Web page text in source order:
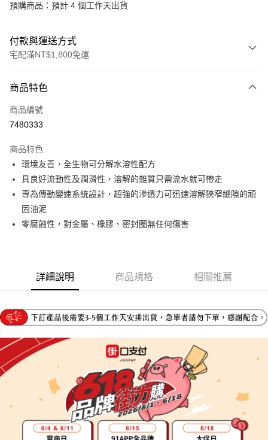
預購商品：預計 4 個工作天出貨
付款與運送方式
宅配滿NT$1,800免運
信用卡一次付款
信用卡分期付款
合作金庫商業銀行
華南商業銀行
彰化商業銀行
上海商業儲蓄銀行
台北富邦商業銀行
國泰世華商業銀行
兆豐國際商業銀行
臺灣中小企業銀行
匯豐（台灣）商業銀行
華泰商業銀行
聯邦商業銀行
遠東國際商業銀行
台灣樂天信用卡公司
6 期 0 利率 每期
華南商業銀行
彰化商業銀行
上海商業儲蓄銀行
台北富邦商業銀行
國泰世華商業銀行
臺灣中小企業銀行
台中商業銀行
玉山商業銀行
星展（台灣）商業銀行
LINE Pay
Apple Pay
街口支付
大哥付你分期
相關說明
【大哥付你分期使用說明】
1.本服務由台灣大哥大提供，台灣大哥大用戶可立即使用無須另外申請。
2.付款方式選擇「大哥付你分期」，訂單成立後會自動跳轉到大哥付的交易
流程，驗證手機門號後，選擇欲分期的期數、繳款截止日，確認付款後即完
3.實際核准額度、可分期數及費用金額請依後續交易確認頁面所載為準。
4.訂單成立30分鐘內，如未前往確認交易或遇審核未通過，訂單將自動取
消。如遇「轉專審核」未通過狀況，表示未達大哥付你分期系統評分，恕無
法說明評估內容。
【繳款方式說明】
AFTEE先享後付
相關說明
【關於「AFTEE先享後付」】
AFTEE先享後付是「在收到商品之後才付款」的支付方式。 讓您購物簡單
便利好安心！
１．簡單：不需註冊會員、不需綁卡、不需儲值。
２．便利：只要手機號碼，簡訊認證，即可結帳。
３．安心：先確認商品／服務後，再付款。
商品特色
商品編號
7480333
商品特色
環境友善，全生物可分解水溶性配方
具良好流動性及潤滑性，溶解的雜質只需流水就可帶走
專為傳動變速系統設計，超強的滲透力可迅速溶解狹窄縫隙的頑
固油泥
零腐蝕性，對金屬、橡膠、密封圈無任何傷害
詳細說明 商品規格 相關推薦